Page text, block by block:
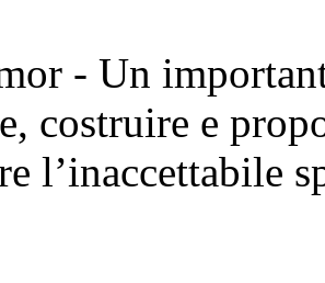
- Un
costruire e
l’inaccettabile